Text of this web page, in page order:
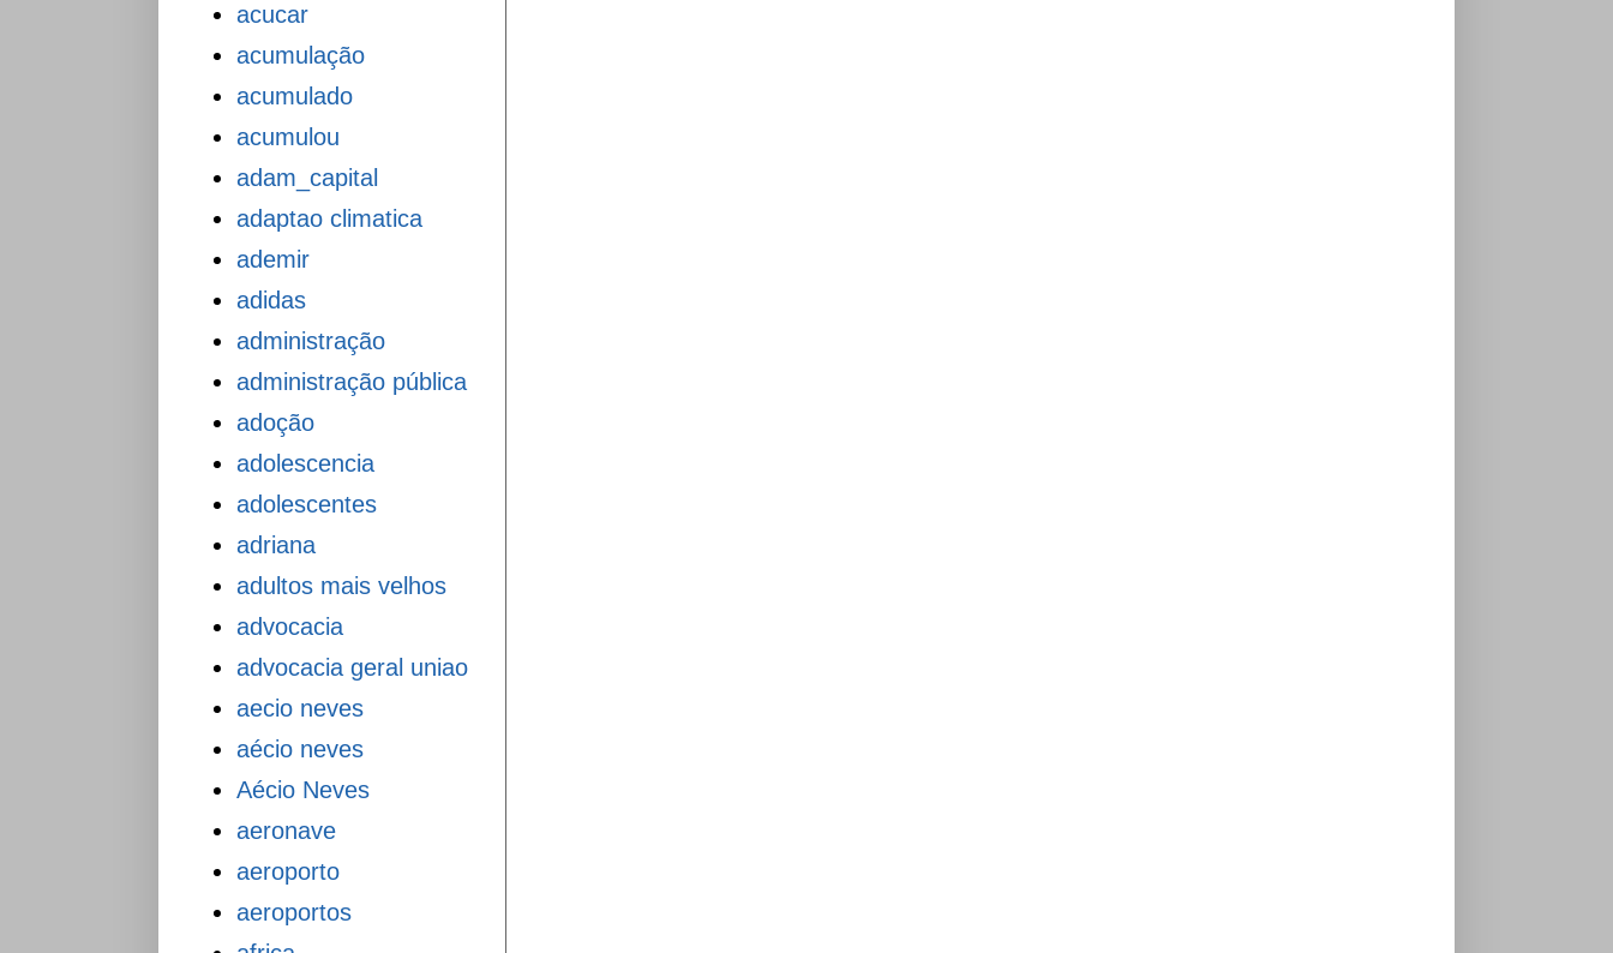
acucar
acumulação
acumulado
acumulou
adam_capital
adaptao climatica
ademir
adidas
administração
administração pública
adoção
adolescencia
adolescentes
adriana
adultos mais velhos
advocacia
advocacia geral uniao
aecio neves
aécio neves
Aécio Neves
aeronave
aeroporto
aeroportos